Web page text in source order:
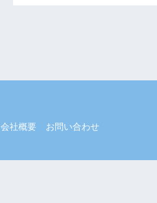
会社概要 お問い合わせ